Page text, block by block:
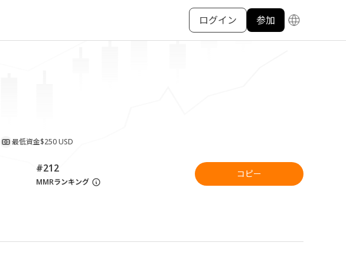
ログイン 参加
最低資金$250 USD
#212
MMRランキング
コピー